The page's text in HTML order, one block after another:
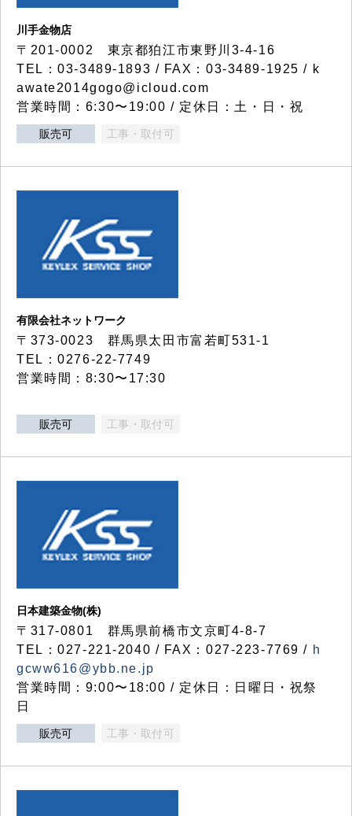
川手金物店
〒201-0002 東京都狛江市東野川3-4-16
TEL：03-3489-1893 / FAX：03-3489-1925 / k
awate2014gogo@icloud.com
営業時間：6:30〜19:00 / 定休日：土・日・祝
販売可 工事・取付可
有限会社ネットワーク
〒373-0023 群馬県太田市富若町531-1
TEL：0276-22-7749
営業時間：8:30〜17:30
販売可 工事・取付可
日本建築金物(株)
〒317‐0801 群馬県前橋市文京町4-8-7
TEL：027-221-2040 / FAX：027-223-7769 / h
gcww616@ybb.ne.jp
営業時間：9:00〜18:00 / 定休日：日曜日・祝祭
日
販売可 工事・取付可